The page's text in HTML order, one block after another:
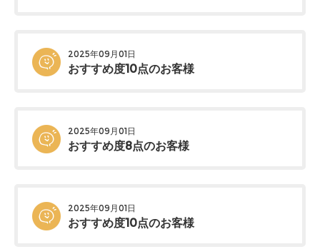
2025年09月01日
おすすめ度10点のお客様
2025年09月01日
おすすめ度8点のお客様
2025年09月01日
おすすめ度10点のお客様